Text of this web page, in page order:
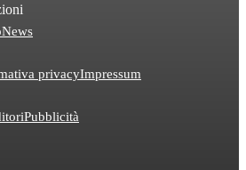
News
privacyImpressum
Pubblicità